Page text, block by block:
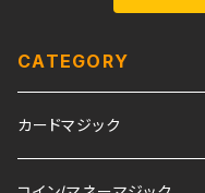
CATEGORY
カードマジック